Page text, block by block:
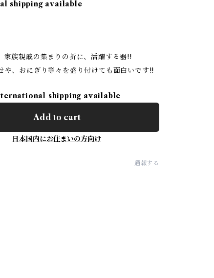
shipping available
家族親戚の集まりの折に、活躍する器!!
や、おにぎり等々を盛り付けても面白いです!!
shipping available
Add to cart
日本国内にお住まいの方向け
通報する